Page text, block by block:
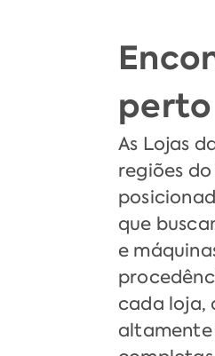
As Lojas
regiões
que
e
cada loja,
altamente